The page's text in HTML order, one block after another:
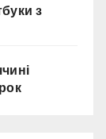
з